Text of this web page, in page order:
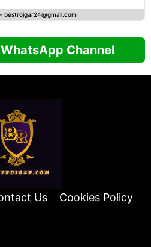
bestrojgar24@gmail.com
Channel
Us Cookies Policy